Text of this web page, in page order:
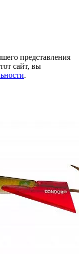
представления
сайт, вы
.